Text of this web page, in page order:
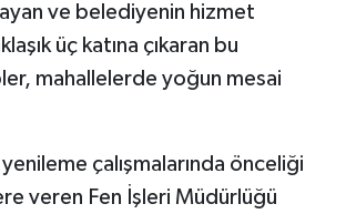
ve belediyenin hizmet
üç katına çıkaran bu
mahallelerde yoğun mesai
yenileme çalışmalarında önceliği
veren Fen İşleri Müdürlüğü